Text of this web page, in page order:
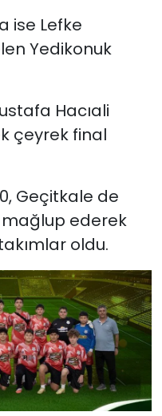
ise Lefke
Yedikonuk
Hacıali
çeyrek final
Geçitkale de
mağlup ederek
oldu.